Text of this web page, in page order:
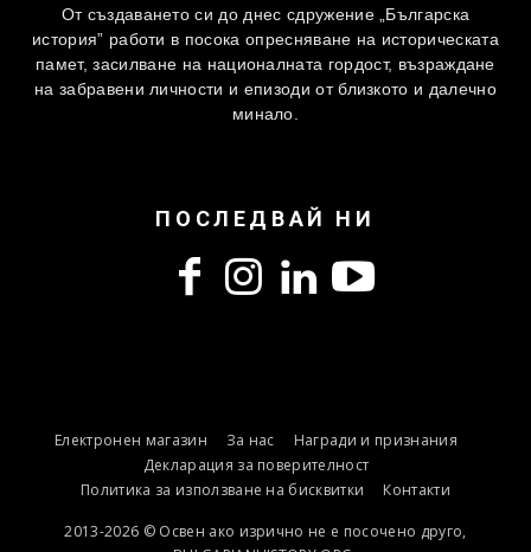
От създаването си до днес сдружение „Българска
история” работи в посока опресняване на историческата
памет, засилване на националната гордост, възраждане
на забравени личности и епизоди от близкото и далечно
минало.
ПОСЛЕДВАЙ НИ
Електронен магазин За нас
Награди и признания
Декларация за поверителност
Политика за използване на бисквитки
Контакти
2013-2026 © Освен ако изрично не е посочено друго,